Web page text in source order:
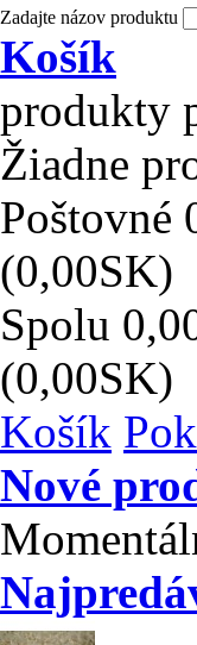
Zadajte názov produktu
Košík
produkty
Žiadne
Poštovné
(0,00SK)
Spolu
(0,00SK)
Košík
Nové